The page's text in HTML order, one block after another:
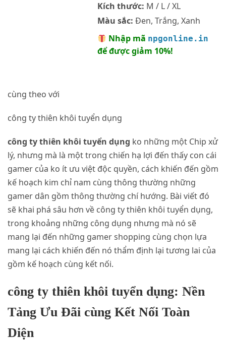
Kích thước: M / L / XL
Màu sắc: Đen, Trắng, Xanh
Nhập mã npgonline.in
để được giảm 10%!
cùng theo với
công ty thiên khôi tuyển dụng
công ty thiên khôi tuyển dụng ko những một Chip xử
lý, nhưng mà là một trong chiến hạ lợi đến thấy con cái
gamer của ko ít ưu việt độc quyền, cách khiến đến gồm
kế hoạch kim chỉ nam cùng thông thường những
gamer dân gồm thông thường chí hướng. Bài viết đó
sẽ khai phá sâu hơn về công ty thiên khôi tuyển dụng,
trong khoảng những công dụng nhưng mà nó sẽ
mang lại đến những gamer shopping cùng chọn lựa
mang lại cách khiến đến nó thẩm định lại tương lai của
gồm kế hoạch cùng kết nối.
công ty thiên khôi tuyển dụng: Nền
Tảng Ưu Đãi cùng Kết Nối Toàn
Diện